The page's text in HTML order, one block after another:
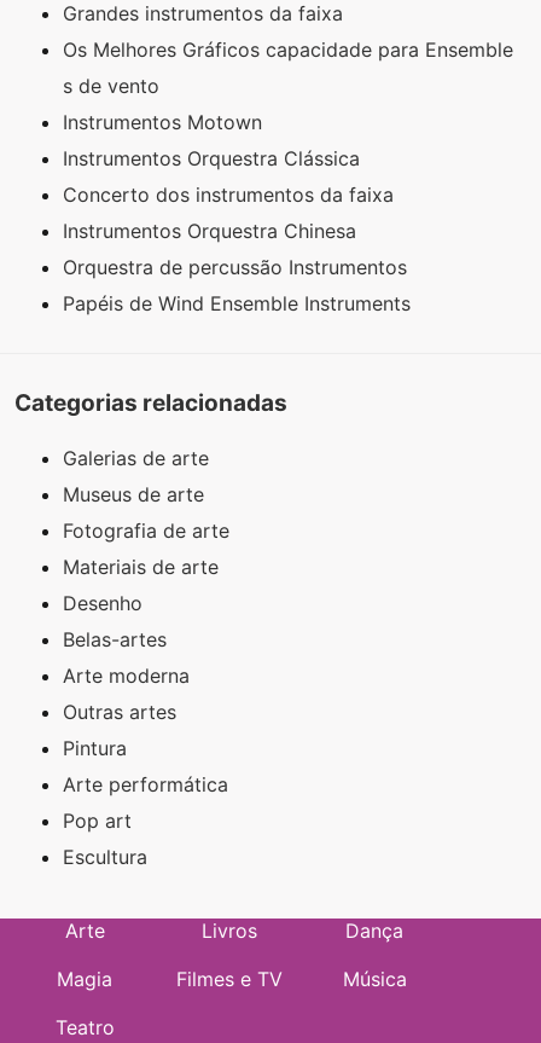
Grandes instrumentos da faixa
Os Melhores Gráficos capacidade para Ensemble
s de vento
Instrumentos Motown
Instrumentos Orquestra Clássica
Concerto dos instrumentos da faixa
Instrumentos Orquestra Chinesa
Orquestra de percussão Instrumentos
Papéis de Wind Ensemble Instruments
Categorias relacionadas
Galerias de arte
Museus de arte
Fotografia de arte
Materiais de arte
Desenho
Belas-artes
Arte moderna
Outras artes
Pintura
Arte performática
Pop art
Escultura
Arte Livros
Dança
Magia
Filmes e TV
Música
Teatro